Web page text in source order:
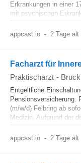
Erkrankungen in einer
mit psychischen
appcast.io - 2 Tage alt
Facharzt für
Praktischarzt -
Entgeltliche
Pensionsversicherung.
(m/w/d) Felbring ab
Medizin. Aufgrund der
appcast.io - 2 Tage alt